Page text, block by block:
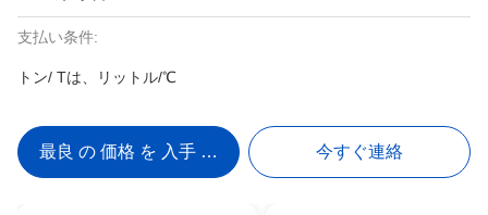
支払い条件:
トン/ Tは、リットル/℃
最良 の 価格 を 入手 する 今すぐ連絡